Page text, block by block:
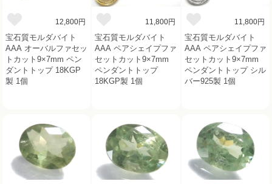
12,800円
宝石質モルダバイト
AAA オーバルファセッ
トカット9×7mm ペン
ダントトップ 18KGP
製 1個
11,800円
宝石質モルダバイト
AAA ペアシェイプファ
セットカット9×7mm
ペンダントトップ
18KGP製 1個
11,800円
宝石質モルダバイト
AAA ペアシェイプファ
セットカット9×7mm
ペンダントトップ シル
バー925製 1個